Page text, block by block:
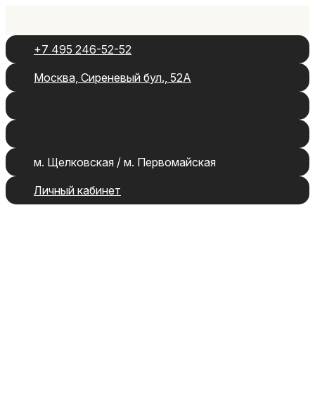
+7 495 246-52-52
Москва, Сиреневый бул., 52А
м. Щелковская / м. Первомайская
Личный кабинет